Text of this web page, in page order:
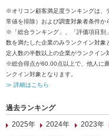
※オリコン顧客満足度ランキングは、
常値を排除）および調査対象者条件か
※「総合ランキング」、「評価項目別
数を満たした企業のみランクイン対
定人数の半数以上の企業がランクイン
※総合得点が60.00点以上で、他人に
ンクイン対象となります。
≫ 詳細はこちら
過去ランキング
2025年
2024年 2023年